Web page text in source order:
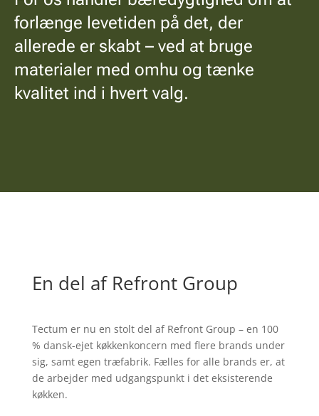
forlænge levetiden på det, der
allerede er skabt – ved at bruge
materialer med omhu og tænke
kvalitet ind i hvert valg.
En del af Refront Group
Tectum er nu en stolt del af Refront Group – en 100
% dansk-ejet køkkenkoncern med flere brands under
sig, samt egen træfabrik. Fælles for alle brands er, at
de arbejder med udgangspunkt i det eksisterende
køkken.